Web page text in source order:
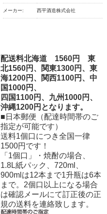
メーカー: 西平酒造株式会社
配送料北海道 1560円 東
北1560円、関東1300円、東
海1200円、関西1100円、中
国1000円、
四国1100円、九州1000円、
沖縄1200円となります。
■日本郵便（配達時間帯のご
指定が可能です）
送料1個口につき全国一律
1500円です！
「1個口」・焼酎の場合、
1.8L紙パック、720ml、
900mlは12本まで1升瓶は6本
まで。2個口以上になる場合
は確認メールにて訂正後の正
規の送料を連絡致します。